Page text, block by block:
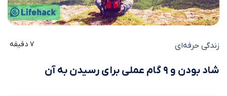
زندگی حرفه‌ای 7 دقیقه
شاد بودن و ۹ گام عملی برای رسیدن به آن